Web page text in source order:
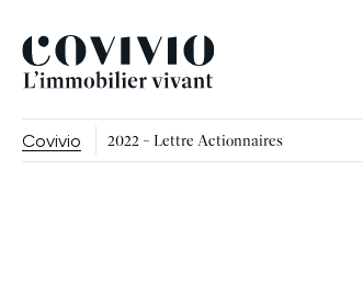
Covivio
Covivio 2022 – Lettre Actionnaires